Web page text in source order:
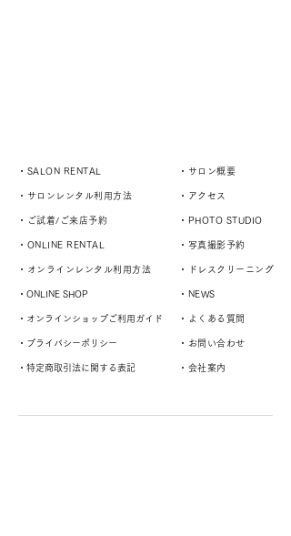
・SALON RENTAL
・サロンレンタル利用方法
・ご試着/ご来店予約
・ONLINE RENTAL
・オンラインレンタル利用方法
・ONLINE SHOP
・オンラインショップご利用ガイド
・プライバシーポリシー
・特定商取引法に関する表記
・サロン概要
・アクセス
・PHOTO STUDIO
・写真撮影予約
・ドレスクリーニング
・NEWS
・よくある質問
・お問い合わせ
・会社案内